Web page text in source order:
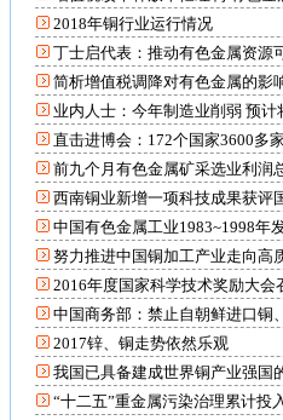
2018年铜行业运行情况
丁士启代表：推动有色金属资源
简析增值税调降对有色金属的影
业内人士：今年制造业削弱 预计
直击进博会：172个国家3600多
前九个月有色金属矿采选业利润
西南铜业新增一项科技成果获评
中国有色金属工业1983~1998年
努力推进中国铜加工产业走向高
2016年度国家科学技术奖励大会
中国商务部：禁止自朝鲜进口铜
2017锌、铜走势依然乐观
我国已具备建成世界铜产业强国
“十二五”重金属污染治理累计投